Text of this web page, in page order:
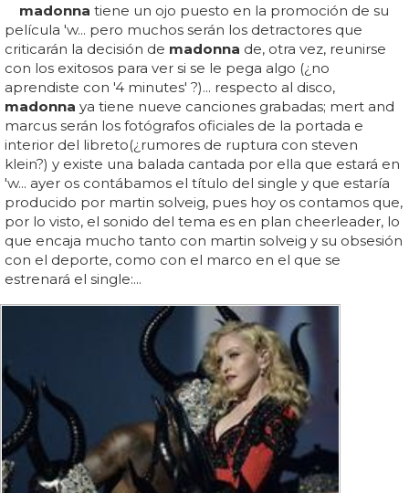
madonna tiene un ojo puesto en la promoción de su
película 'w... pero muchos serán los detractores que
criticarán la decisión de madonna de, otra vez, reunirse
con los exitosos para ver si se le pega algo (¿no
aprendiste con '4 minutes' ?)... respecto al disco,
madonna ya tiene nueve canciones grabadas; mert and
marcus serán los fotógrafos oficiales de la portada e
interior del libreto(¿rumores de ruptura con steven
klein?) y existe una balada cantada por ella que estará en
'w... ayer os contábamos el título del single y que estaría
producido por martin solveig, pues hoy os contamos que,
por lo visto, el sonido del tema es en plan cheerleader, lo
que encaja mucho tanto con martin solveig y su obsesión
con el deporte, como con el marco en el que se
estrenará el single:...